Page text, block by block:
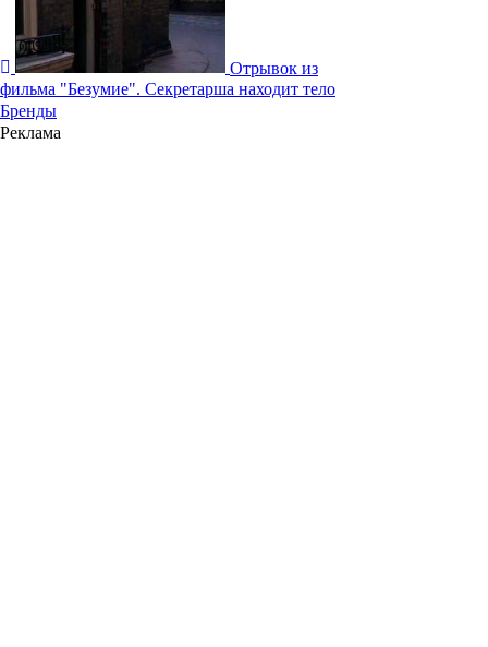
Отрывок из
фильма "Безумие". Секретарша находит тело
Бренды
Реклама